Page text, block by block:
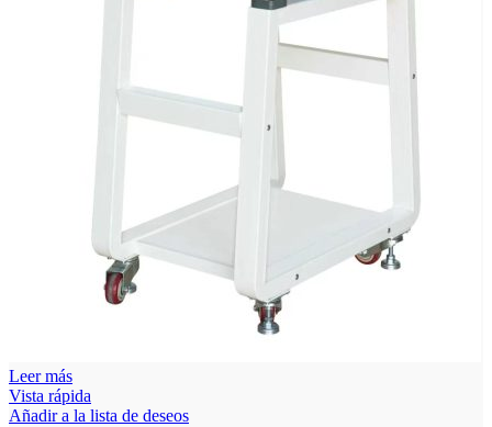
Leer más
Vista rápida
Añadir a la lista de deseos